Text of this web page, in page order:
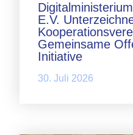
E.V.
Gemeinsame
Initiative
30. Juli 2026